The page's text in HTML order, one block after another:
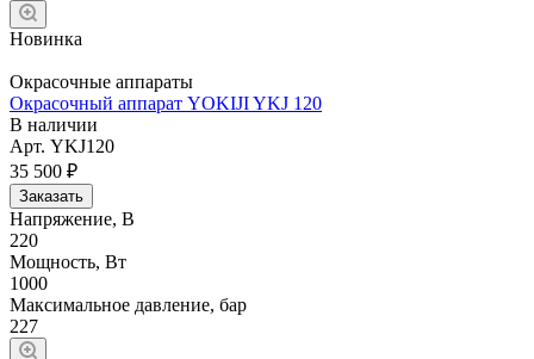
Новинка
Окрасочные аппараты
Окрасочный аппарат YOKIJI YKJ 120
В наличии
Арт. YKJ120
35 500 ₽
Заказать
Напряжение, В
220
Мощность, Вт
1000
Максимальное давление, бар
227